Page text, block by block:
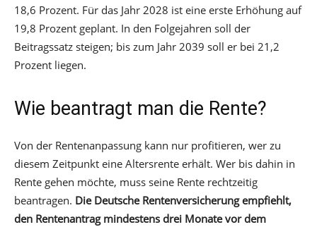
18,6 Prozent. Für das Jahr 2028 ist eine erste Erhöhung auf
19,8 Prozent geplant. In den Folgejahren soll der
Beitragssatz steigen; bis zum Jahr 2039 soll er bei 21,2
Prozent liegen.
Wie beantragt man die Rente?
Von der Rentenanpassung kann nur profitieren, wer zu
diesem Zeitpunkt eine Altersrente erhält. Wer bis dahin in
Rente gehen möchte, muss seine Rente rechtzeitig
beantragen. Die Deutsche Rentenversicherung empfiehlt,
den Rentenantrag mindestens drei Monate vor dem